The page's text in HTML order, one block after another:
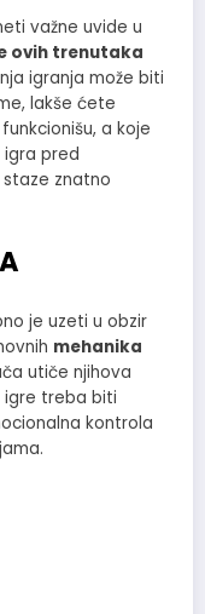
važne uvide u
ovih trenutaka
igranja može biti
lakše ćete
a koje
pred
znatno
je uzeti u obzir
mehanika
utiče njihova
igre treba biti
kontrola